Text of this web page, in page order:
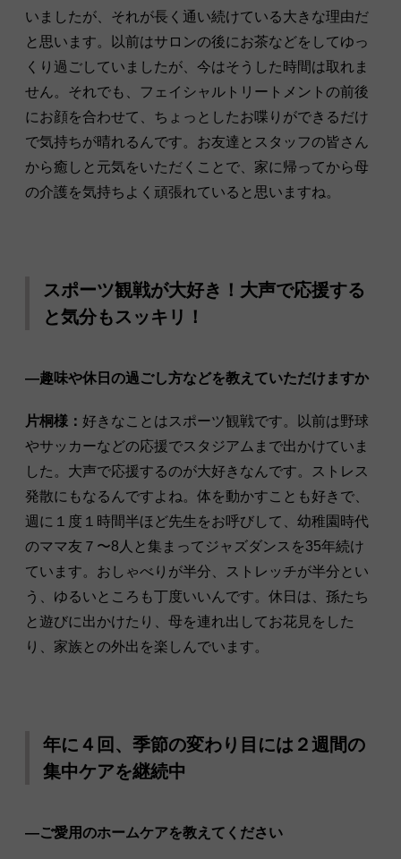
いましたが、それが長く通い続けている大きな理由だ
と思います。以前はサロンの後にお茶などをしてゆっ
くり過ごしていましたが、今はそうした時間は取れま
せん。それでも、フェイシャルトリートメントの前後
にお顔を合わせて、ちょっとしたお喋りができるだけ
で気持ちが晴れるんです。お友達とスタッフの皆さん
から癒しと元気をいただくことで、家に帰ってから母
の介護を気持ちよく頑張れていると思いますね。
スポーツ観戦が大好き！大声で応援する
と気分もスッキリ！
―趣味や休日の過ごし方などを教えていただけますか
片桐様： 好きなことはスポーツ観戦です。以前は野球
やサッカーなどの応援でスタジアムまで出かけていま
した。大声で応援するのが大好きなんです。ストレス
発散にもなるんですよね。体を動かすことも好きで、
週に１度１時間半ほど先生をお呼びして、幼稚園時代
のママ友７〜8人と集まってジャズダンスを35年続け
ています。おしゃべりが半分、ストレッチが半分とい
う、ゆるいところも丁度いいんです。休日は、孫たち
と遊びに出かけたり、母を連れ出してお花見をした
り、家族との外出を楽しんでいます。
年に４回、季節の変わり目には２週間の
集中ケアを継続中
―ご愛用のホームケアを教えてください